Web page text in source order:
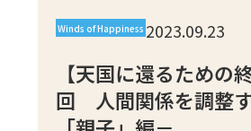
DVD・ブルーレイ
雑貨
Winds of Happiness 2023.09.23
【天国に還るための
回 人間関係を調整